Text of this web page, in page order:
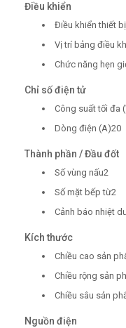
Điều khiển
Điều khiển thiết
Vị trí bảng điều
Chức năng hẹn
Chỉ số điện tử
Công suất tối đa
Dòng điện (A)20
Thành phần / Đầu đốt
Số vùng nấu2
Số mặt bếp từ2
Cảnh báo nhiệt
Kích thước
Chiều cao sản
Chiều rộng sản
Chiều sâu sản
Nguồn điện